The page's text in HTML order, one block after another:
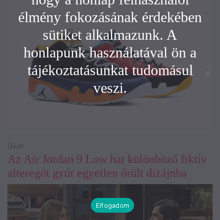
Az Air Jordan 9 Low hat különböző fiktív
alteregót gyúr egyetlen őrült dizájnba
Divat
élmény fokozásának érdekében
sütiket alkalmazunk. A
honlapunk használatával ön a
tájékoztatásunkat tudomásul
veszi.
Elfogadom